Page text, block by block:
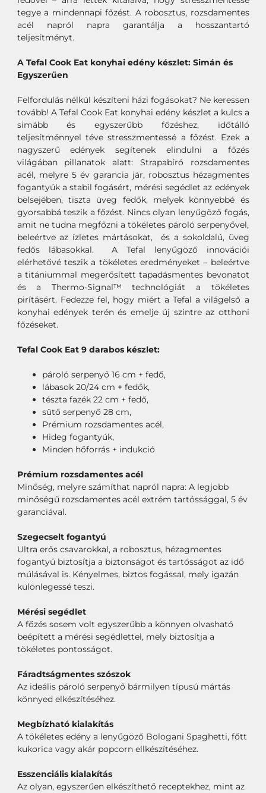
tegye a mindennapi főzést. A robosztus, rozsdamentes
acél napról napra garantálja a hosszantartó
teljesítményt.
A Tefal Cook Eat konyhai edény készlet: Simán és
Egyszerűen
Felfordulás nélkül készíteni házi fogásokat? Ne keressen
tovább! A Tefal Cook Eat konyhai edény készlet a kulcs a
simább és egyszerűbb főzéshez, időtálló
teljesítménnyel téve stresszmentessé a főzést. Ezek a
nagyszerű edények segítenek elindulni a főzés
világában pillanatok alatt: Strapabíró rozsdamentes
acél, melyre 5 év garancia jár, robosztus hézagmentes
fogantyúk a stabil fogásért, mérési segédlet az edények
belsejében, tiszta üveg fedők, melyek könnyebbé és
gyorsabbá teszik a főzést. Nincs olyan lenyűgöző fogás,
amit ne tudna megfőzni a tökéletes pároló serpenyővel,
beleértve az ízletes mártásokat, és a sokoldalú, üveg
fedős lábasokkal. A Tefal lenyűgöző innovációi
elérhetővé teszik a tökéletes eredményeket – beleértve
a titániummal megerősített tapadásmentes bevonatot
és a Thermo-Signal™ technológiát a tökéletes
pirításért. Fedezze fel, hogy miért a Tefal a világelső a
konyhai edények terén és emelje új szintre az otthoni
főzéseket.
Tefal Cook Eat 9 darabos készlet:
pároló serpenyő 16 cm + fedő,
lábasok 20/24 cm + fedők,
tészta fazék 22 cm + fedő,
sütő serpenyő 28 cm,
Prémium rozsdamentes acél,
Hideg fogantyúk,
Minden hőforrás + indukció
Prémium rozsdamentes acél
Minőség, melyre számíthat napról napra: A legjobb
minőségű rozsdamentes acél extrém tartóssággal, 5 év
garanciával.
Szegecselt fogantyú
Ultra erős csavarokkal, a robosztus, hézagmentes
fogantyú biztosítja a biztonságot és tartósságot az idő
múlásával is. Kényelmes, biztos fogással, mely igazán
különlegessé teszi.
Mérési segédlet
A főzés sosem volt egyszerűbb a könnyen olvasható
beépített a mérési segédlettel, mely biztosítja a
tökéletes pontosságot.
Fáradtságmentes szószok
Az ideális pároló serpenyő bármilyen típusú mártás
könnyed elkészítéséhez.
Megbízható kialakítás
A tökéletes edény a lenyűgöző Bologani Spaghetti, főtt
kukorica vagy akár popcorn ellkészítéséhez.
Esszenciális kialakítás
Az olyan, egyszerűen elkészíthető receptekhez, mint az